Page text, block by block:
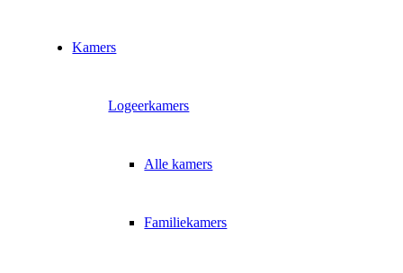
Kamers
Logeerkamers
Alle kamers
Familiekamers